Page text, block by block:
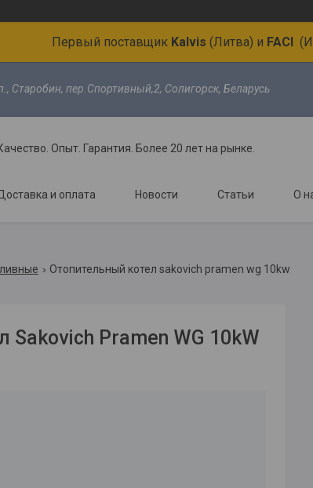
Первый поставщик Kalvis (Литва) и FACI
Старобин, пер.Спортивный,2, Солигорск, Беларусь
Опыт. Гарантия. Более 20 лет на рынке.
и оплата Новости Статьи О
Отопительный котел sakovich pramen wg 10kw
Sakovich Pramen WG 10kW